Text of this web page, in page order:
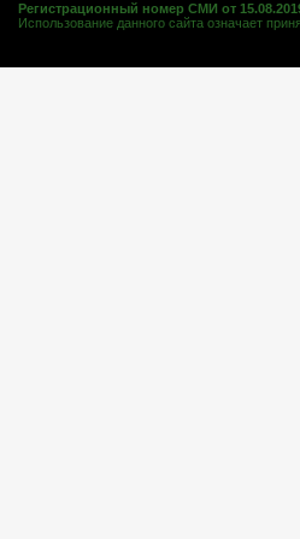
Регистрационный номер СМИ от
Использование данного сайта означает